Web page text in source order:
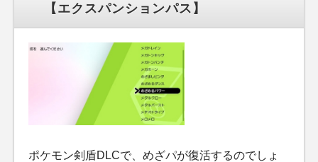
【エクスパンションパス】
ポケモン剣盾DLCで、めざパが復活するのでしょ